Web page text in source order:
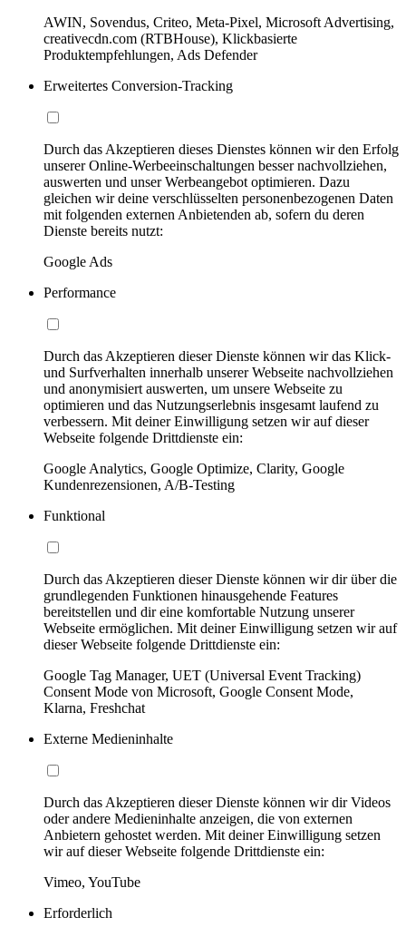
AWIN, Sovendus, Criteo, Meta-Pixel, Microsoft Advertising,
creativecdn.com (RTBHouse), Klickbasierte
Produktempfehlungen, Ads Defender
Erweitertes Conversion-Tracking
Durch das Akzeptieren dieses Dienstes können wir den Erfolg
unserer Online-Werbeeinschaltungen besser nachvollziehen,
auswerten und unser Werbeangebot optimieren. Dazu
gleichen wir deine verschlüsselten personenbezogenen Daten
mit folgenden externen Anbietenden ab, sofern du deren
Dienste bereits nutzt:
Google Ads
Performance
Durch das Akzeptieren dieser Dienste können wir das Klick-
und Surfverhalten innerhalb unserer Webseite nachvollziehen
und anonymisiert auswerten, um unsere Webseite zu
optimieren und das Nutzungserlebnis insgesamt laufend zu
verbessern. Mit deiner Einwilligung setzen wir auf dieser
Webseite folgende Drittdienste ein:
Google Analytics, Google Optimize, Clarity, Google
Kundenrezensionen, A/B-Testing
Funktional
Durch das Akzeptieren dieser Dienste können wir dir über die
grundlegenden Funktionen hinausgehende Features
bereitstellen und dir eine komfortable Nutzung unserer
Webseite ermöglichen. Mit deiner Einwilligung setzen wir auf
dieser Webseite folgende Drittdienste ein:
Google Tag Manager, UET (Universal Event Tracking)
Consent Mode von Microsoft, Google Consent Mode,
Klarna, Freshchat
Externe Medieninhalte
Durch das Akzeptieren dieser Dienste können wir dir Videos
oder andere Medieninhalte anzeigen, die von externen
Anbietern gehostet werden. Mit deiner Einwilligung setzen
wir auf dieser Webseite folgende Drittdienste ein:
Vimeo, YouTube
Erforderlich